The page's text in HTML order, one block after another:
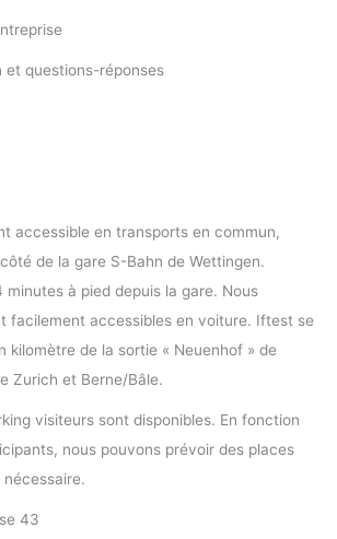
et questions-réponses
accessible en transports en commun,
de la gare S-Bahn de Wettingen.
minutes à pied depuis la gare. Nous
facilement accessibles en voiture. Iftest se
kilomètre de la sortie « Neuenhof » de
Zurich et Berne/Bâle.
visiteurs sont disponibles. En fonction
nous pouvons prévoir des places
43